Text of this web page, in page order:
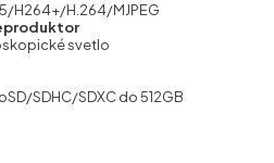
H264+/H.264/MJPEG
svetlo
SDHC/SDXC do 512GB